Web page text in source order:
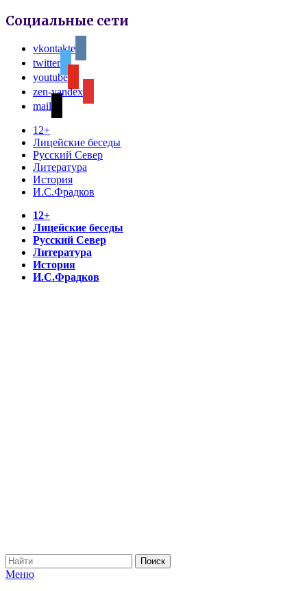
Социальные сети
vkontakte
twitter
youtube
zen-yandex
mail
12+
Лицейские беседы
Русский Север
Литература
История
И.С.Фрадков
12+
Лицейские беседы
Русский Север
Литература
История
И.С.Фрадков
Меню